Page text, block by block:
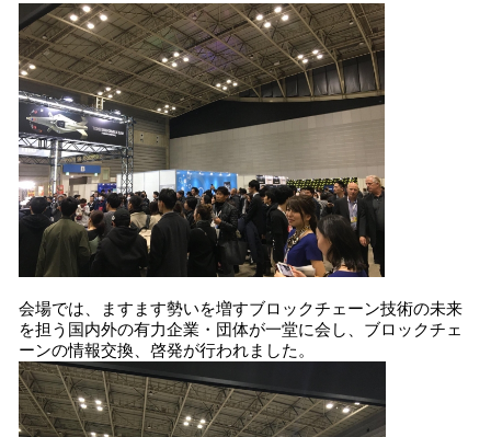
会場では、ますます勢いを増すブロックチェーン技術の未来
を担う国内外の有力企業・団体が一堂に会し、ブロックチェ
ーンの情報交換、啓発が行われました。